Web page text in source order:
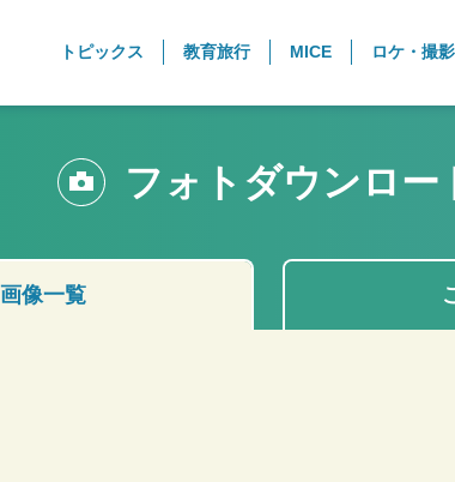
トピックス 教育旅行 MICE ロケ・撮影
フォトダウンロー
画像一覧